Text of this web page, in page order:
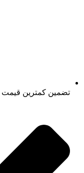
تضمین کمترین قیمت